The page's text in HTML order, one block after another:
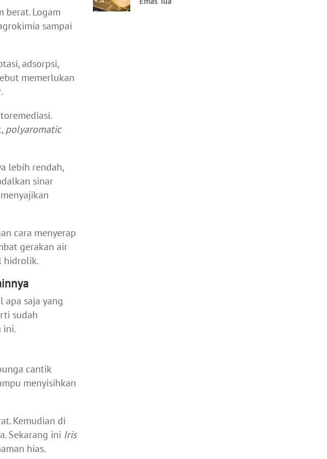
berat. Logam
sampai
adsorpsi,
memerlukan
polyaromatic
lebih rendah,
sinar
cara menyerap
gerakan air
hidrolik.
apa saja yang
sudah
ini.
cantik
menyisihkan
Kemudian di
Sekarang ini Iris
hias.